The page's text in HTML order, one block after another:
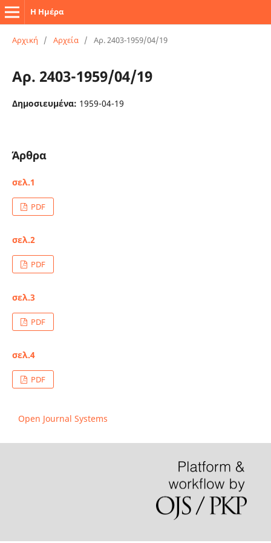
Η Ημέρα
Αρχική / Αρχεία / Αρ. 2403-1959/04/19
Αρ. 2403-1959/04/19
Δημοσιευμένα: 1959-04-19
Άρθρα
σελ.1
PDF
σελ.2
PDF
σελ.3
PDF
σελ.4
PDF
Open Journal Systems